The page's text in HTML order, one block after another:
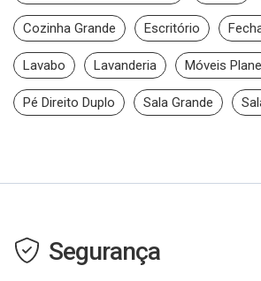
Cozinha Grande Escritório
Lavabo Lavanderia Móveis
Pé Direito Duplo Sala Grande
Segurança